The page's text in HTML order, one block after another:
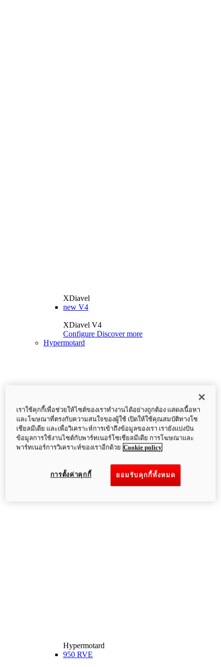
XDiavel
new V4
XDiavel V4
Configure Discover more
Hypermotard
Hypermotard
950 RVE
เราใช้คุกกี้เพื่อช่วยให้ไซต์ของเราทำงานได้อย่างถูกต้อง แสดงเนื้อหา
และโฆษณาที่ตรงกับความสนใจของผู้ใช้ เปิดให้ใช้คุณสมบัติทางโซ
เชียลมีเดีย และเพื่อวิเคราะห์การเข้าถึงข้อมูลของเรา เรายังแบ่งปัน
ข้อมูลการใช้งานไซต์กับพาร์ทเนอร์โซเชียลมีเดีย การโฆษณาและ
พาร์ทเนอร์การวิเคราะห์ของเราอีกด้วย Cookie policy
ยอมรับคุกกี้ทั้งหมด
การตั้งค่าคุกกี้